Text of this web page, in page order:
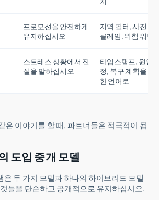
프로모션을 안전하게
유지하십시오
지역 필터, 사전 승
클레임, 위험 워딩
스트레스 상황에서 진
실을 말하십시오
타임스탬프, 원인,
정, 복구 계획을 명
한 언어로
은 이야기를 할 때, 파트너들은 적극적이 됩
도입 중개 모델
은 두 가지 모델과 하나의 하이브리드 모델
들을 단순하고 공개적으로 유지하십시오.